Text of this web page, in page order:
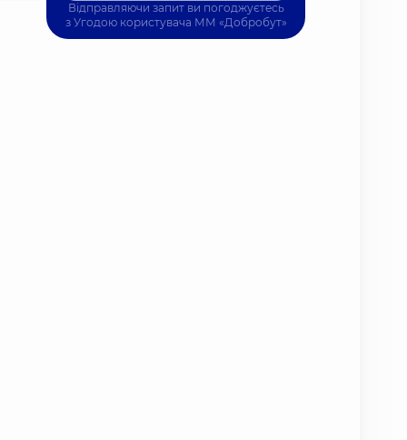
Відправляючи запит ви погоджуєтесь
з Угодою користувача ММ «Добробут»